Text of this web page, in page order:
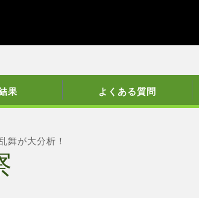
果 よくある質問
舞が大分析！